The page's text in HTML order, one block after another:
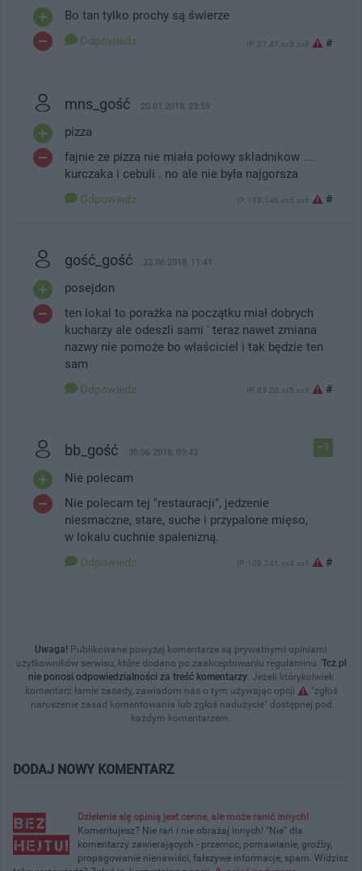
Bo tan tylko prochy są świerze
Odpowiedz IP: 37.47.xx5.xx8 #
mns_gość 20.01.2018, 23:59
pizza
fajnie ze pizza nie miała połowy skladnikow ....
kurczaka i cebuli . no ale nie była najgorsza
Odpowiedz IP: 188.146.xx5.xx6 #
gość_gość 22.06.2018, 11:41
posejdon
ten lokal to porażka na początku miał dobrych
kucharzy ale odeszli sami ' teraz nawet zmiana
nazwy nie pomoże bo właściciel i tak będzie ten
sam
Odpowiedz IP: 83.20.xx5.xx9 #
+3
bb_gość 30.06.2018, 09:43
Nie polecam
Nie polecam tej "restauracji", jedzenie
niesmaczne, stare, suche i przypalone mięso,
w lokalu cuchnie spalenizną.
Odpowiedz IP: 109.241.xx4.xx1 #
Uwaga! Publikowane powyżej komentarze są prywatnymi opiniami
użytkowników serwisu, które dodano po zaakceptowaniu regulaminu. Tcz.pl
nie ponosi odpowiedzialności za treść komentarzy. Jeżeli którykolwiek
komentarz łamie zasady, zawiadom nas o tym używając opcji
"zgłoś
naruszenie zasad komentowania lub zgłoś nadużycie" dostępnej pod
każdym komentarzem.
DODAJ NOWY KOMENTARZ
Dzielenie się opinią jest cenne, ale może ranić innych!
Komentujesz? Nie rań i nie obrażaj innych! "Nie" dla
komentarzy zawierających - przemoc, pomawianie, groźby,
propagowanie nienawiści, fałszywe informacje, spam. Widzisz